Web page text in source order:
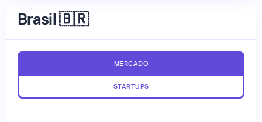
Brasil 🇧🇷
MERCADO
STARTUPS